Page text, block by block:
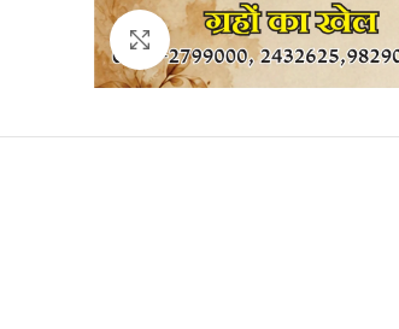
Click to enlarge